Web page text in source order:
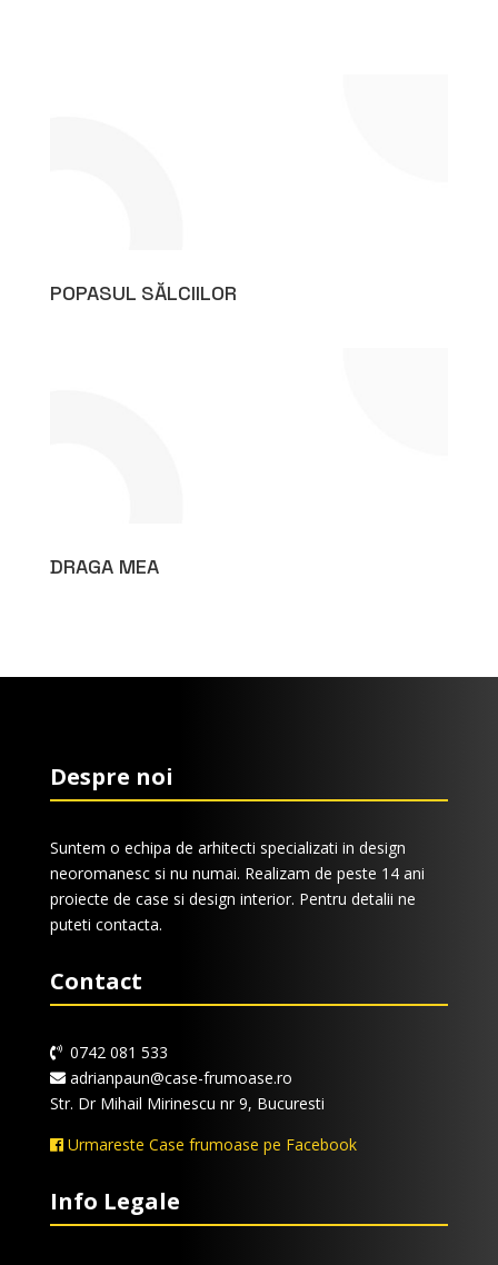
POPASUL SĂLCIILOR
DRAGA MEA
Despre noi
Suntem o echipa de arhitecti specializati in design
neoromanesc si nu numai. Realizam de peste 14 ani
proiecte de case si design interior. Pentru detalii ne
puteti contacta.
Contact
0742 081 533
adrianpaun@case-frumoase.ro
Str. Dr Mihail Mirinescu nr 9, Bucuresti
Urmareste Case frumoase pe Facebook
Info Legale